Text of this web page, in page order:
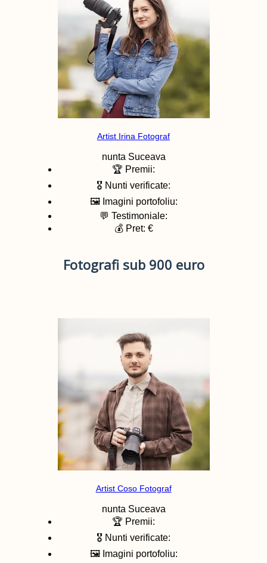
Artist Irina Fotograf
nunta Suceava
🏆 Premii:
🎖️ Nunti verificate:
🖼️ Imagini portofoliu:
💬 Testimoniale:
💰 Pret: €
Fotografi sub 900 euro
Artist Coso Fotograf
nunta Suceava
🏆 Premii:
🎖️ Nunti verificate:
🖼️ Imagini portofoliu: